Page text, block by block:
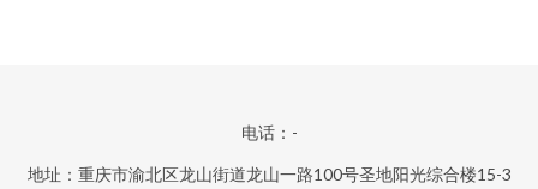
电话：-
地址：重庆市渝北区龙山街道龙山一路100号圣地阳光综合楼15-3